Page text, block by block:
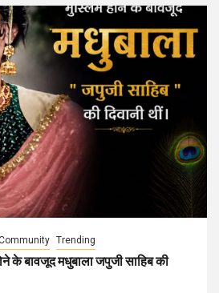
Trending
बावजूद मधुबाला जपुजी साहिब की